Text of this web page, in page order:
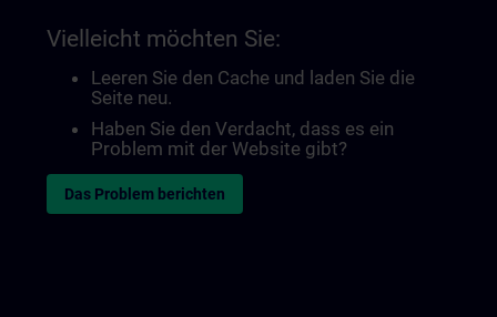
Vielleicht möchten Sie:
Leeren Sie den Cache und laden Sie die
Seite neu.
Haben Sie den Verdacht, dass es ein
Problem mit der Website gibt?
Das Problem berichten